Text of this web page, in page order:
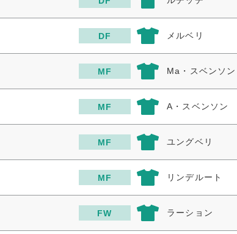
DF メルベリ
MF Ma・スベンソン
MF A・スベンソン
MF ユングベリ
MF リンデルート
FW ラーション